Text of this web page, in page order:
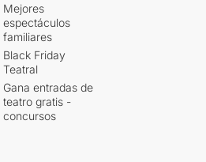
Mejores
espectáculos
familiares
Black Friday
Teatral
Gana entradas de
teatro gratis -
concursos